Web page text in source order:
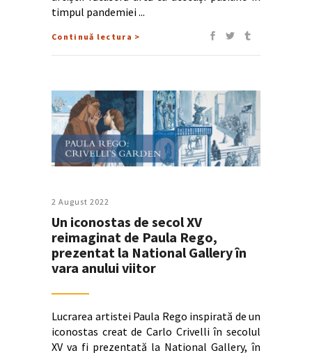
timpul pandemiei
Continuă lectura >
2 August 2022
Un iconostas de secol XV
reimaginat de Paula Rego,
prezentat la National Gallery în
vara anului viitor
Lucrarea artistei Paula Rego inspirată de un
iconostas creat de Carlo Crivelli în secolul
XV va fi prezentată la National Gallery, în